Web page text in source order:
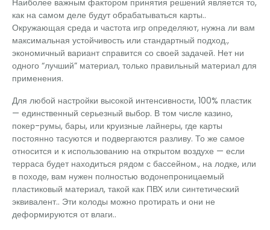
Наиболее важным фактором принятия решений является то,
как на самом деле будут обрабатываться карты..
Окружающая среда и частота игр определяют, нужна ли вам
максимальная устойчивость или стандартный подход.,
экономичный вариант справится со своей задачей. Нет ни
одного “лучший” материал, только правильный материал для
применения.
Для любой настройки высокой интенсивности, 100% пластик
— единственный серьезный выбор. В том числе казино,
покер-румы, бары, или круизные лайнеры, где карты
постоянно тасуются и подвергаются разливу. То же самое
относится и к использованию на открытом воздухе — если
терраса будет находиться рядом с бассейном., на лодке, или
в походе, вам нужен полностью водонепроницаемый
пластиковый материал, такой как ПВХ или синтетический
эквивалент.. Эти колоды можно протирать и они не
деформируются от влаги..